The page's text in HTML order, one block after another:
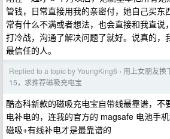
管钱，日常直接用我的亲密付，她自己买东
常有什么不满或者想法，也会直接和我直说
打冷战，沟通了解决问题了就好。说真的，
最信任的人。
Replied to a topic by YoungKing6 › 用上女朋友换
15，求推荐磁吸充电宝
酷态科新款的磁吸充电宝自带线最靠谱，不
电补电的，连我的官方的 magsafe 电池手机
磁吸+有线补电才是最靠谱的